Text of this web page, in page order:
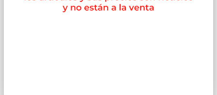
Inicio Memorias 2memorias Valueram